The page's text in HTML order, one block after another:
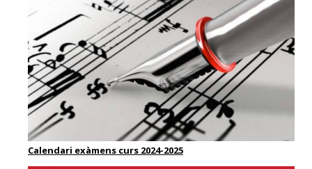
Calendari exàmens curs 2024-2025